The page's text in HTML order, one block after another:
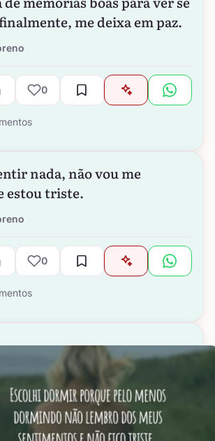
me deixa em paz.
0
nada, não vou me
estou triste.
0